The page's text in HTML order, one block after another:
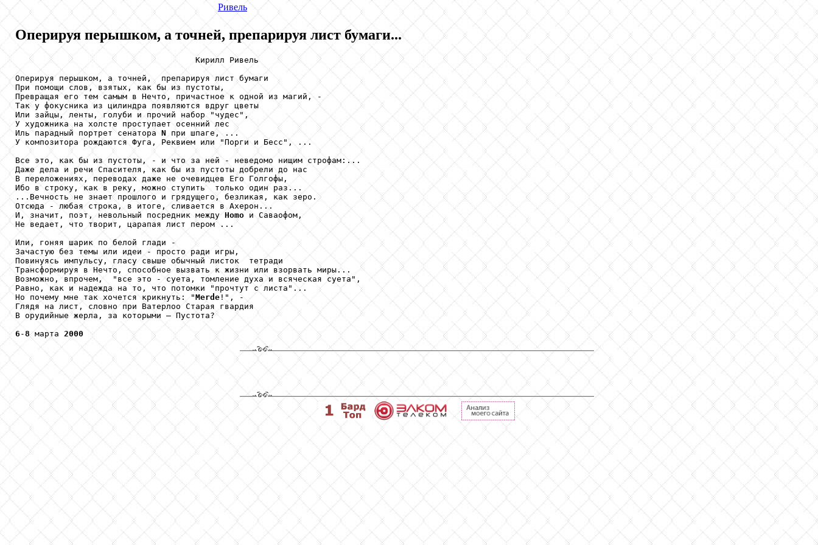
Ривель
Оперируя перышком, а точней, препарируя лист бумаги...
                                     Кирилл Ривель
Оперируя перышком, а точней,  препарируя лист бумаги
При помощи слов, взятых, как бы из пустоты,
Превращая его тем самым в Нечто, причастное к одной из магий, -
Так у фокусника из цилиндра появляются вдруг цветы
Или зайцы, ленты, голуби и прочий набор "чудес",
У художника на холсте проступает осенний лес
Иль парадный портрет сенатора N при шпаге, ...
У композитора рождаются Фуга, Реквием или "Порги и Бесс", ...
Все это, как бы из пустоты, - и что за ней - неведомо нищим строфам:...
Даже дела и речи Спасителя, как бы из пустоты добрели до нас
В переложениях, переводах даже не очевидцев Его Голгофы,
Ибо в строку, как в реку, можно ступить  только один раз...
...Вечность не знает прошлого и грядущего, безликая, как зеро.
Отсюда - любая строка, в итоге, сливается в Ахерон...
И, значит, поэт, невольный посредник между Homo и Саваофом,
Не ведает, что творит, царапая лист пером ...
Или, гоняя шарик по белой глади -
Зачастую без темы или идеи - просто ради игры,
Повинуясь импульсу, гласу свыше обычный листок  тетради
Трансформируя в Нечто, способное вызвать к жизни или взорвать миры...
Возможно, впрочем,  "все это - суета, томление духа и всяческая суета",
Равно, как и надежда на то, что потомки "прочтут с листа"...
Но почему мне так хочется крикнуть: "Merde !", -
Глядя на лист, словно при Ватерлоо Старая гвардия
В орудийные жерла, за которыми – Пустота?
6 -8 марта 2000